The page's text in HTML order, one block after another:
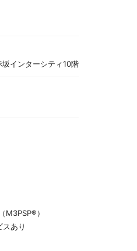
インターシティ10階
）
スあり